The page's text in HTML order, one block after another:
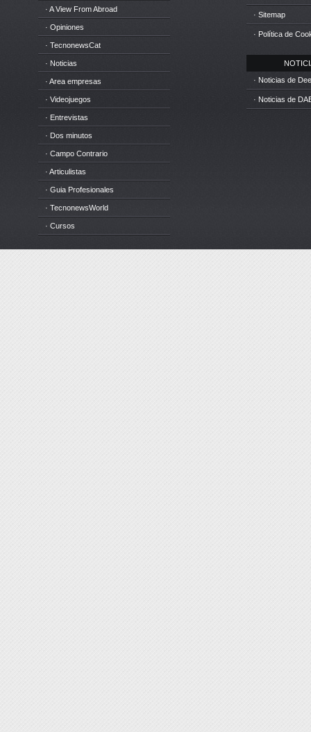
· A View From Abroad
· Opiniones
· TecnonewsCat
· Noticias
· Area empresas
· Videojuegos
· Entrevistas
· Dos minutos
· Campo Contrario
· Articulistas
· Guia Profesionales
· TecnonewsWorld
· Cursos
· Sitemap
· Política de
· Noticias de
· Noticias de